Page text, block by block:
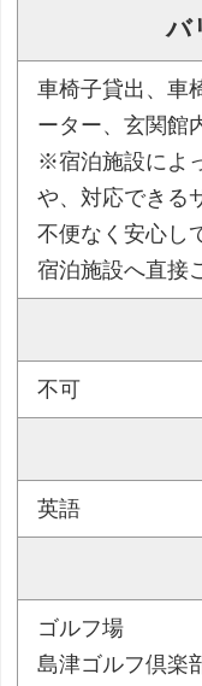
バ
車椅子貸出、車
ーター、玄関館
※宿泊施設によ
や、対応できる
不便なく安心し
宿泊施設へ直接
不可
英語
ゴルフ場
島津ゴルフ倶楽